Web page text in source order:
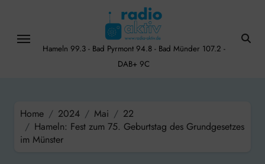
content
Hameln 99.3 - Bad Pyrmont 94.8 - Bad Münder 107.2 -
DAB+ 9C
Home 2024 Mai
22
Hameln: Fest zum 75. Geburtstag des Grundgesetzes
im Münster